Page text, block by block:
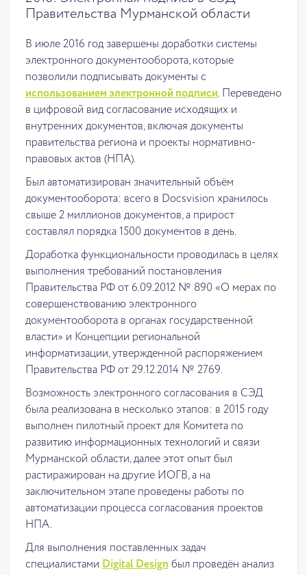
Правительства Мурманской области
В июле 2016 год завершены доработки системы
электронного документооборота, которые
позволили подписывать документы с
использованием электронной подписи. Переведено
в цифровой вид согласование исходящих и
внутренних документов, включая документы
правительства региона и проекты нормативно-
правовых актов (НПА).
Был автоматизирован значительный объём
документооборота: всего в Docsvision хранилось
свыше 2 миллионов документов, а прирост
составлял порядка 1500 документов в день.
Доработка функциональности проводилась в целях
выполнения требований постановления
Правительства РФ от 6.09.2012 № 890 «О мерах по
совершенствованию электронного
документооборота в органах государственной
власти» и Концепции региональной
информатизации, утвержденной распоряжением
Правительства РФ от 29.12.2014 № 2769.
Возможность электронного согласования в СЭД
была реализована в несколько этапов: в 2015 году
выполнен пилотный проект для Комитета по
развитию информационных технологий и связи
Мурманской области, далее этот опыт был
растиражирован на другие ИОГВ, а на
заключительном этапе проведены работы по
автоматизации процесса согласования проектов
НПА.
Для выполнения поставленных задач
специалистами Digital Design был проведён анализ